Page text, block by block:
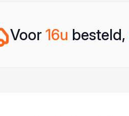
Voor 16u besteld,